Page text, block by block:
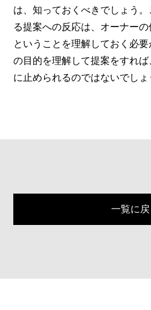
は、知っておくべきでしょう
る提案への反応は、オーナー
ということを理解しておく必
の目的を理解して提案をすれ
に止められるのではないでしょ
一覧に戻